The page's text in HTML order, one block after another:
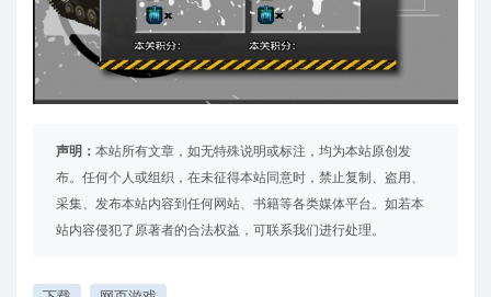
声明： 本站所有文章，如无特殊说明或标注，均为本站原创发
布。任何个人或组织，在未征得本站同意时，禁止复制、盗用、
采集、发布本站内容到任何网站、书籍等各类媒体平台。如若本
站内容侵犯了原著者的合法权益，可联系我们进行处理。